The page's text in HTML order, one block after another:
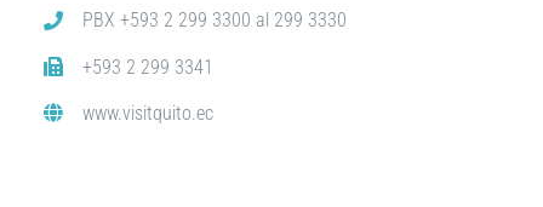
PBX +593 2 299 3300 al 299 3330
+593 2 299 3341
www.visitquito.ec